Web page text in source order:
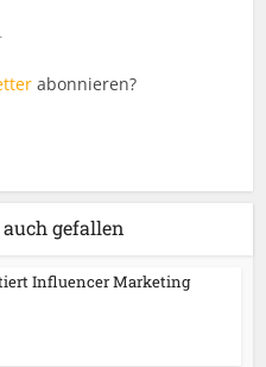
abonnieren?
gefallen
Influencer Marketing